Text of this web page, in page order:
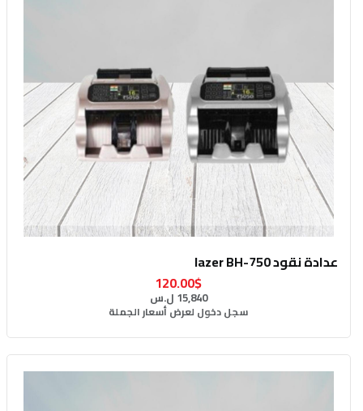
عدادة نقود lazer BH-750
120.00$
15,840 ل.س
سجل دخول لعرض أسعار الجملة